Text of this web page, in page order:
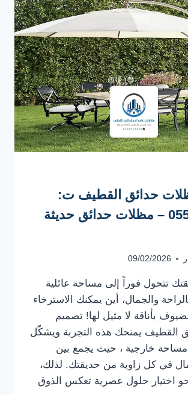
حدائق القطيف ت:
0559710899 – مظلات حدائق حديثة
09/02/2026
تتحول فوراً إلى مساحة عائلية
بالراحة والجمال، أين يمكنك الاسترخاء
بأناقة لا مثيل لها! تصميم
القطيف يمنحك هذه التجربة ويشكّل
مساحة خارجية ، حيث يجمع بين
في كل زاوية من حديقتك. لذلك،
اختيار حلول عصرية تعكس الذوق